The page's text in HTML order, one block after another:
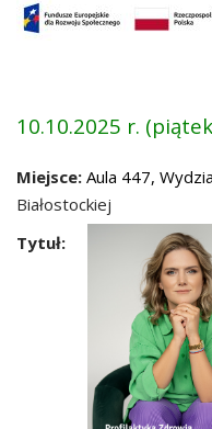
10.10.2025 r.
Miejsce: Aula 447,
Białostockiej
Tytuł: